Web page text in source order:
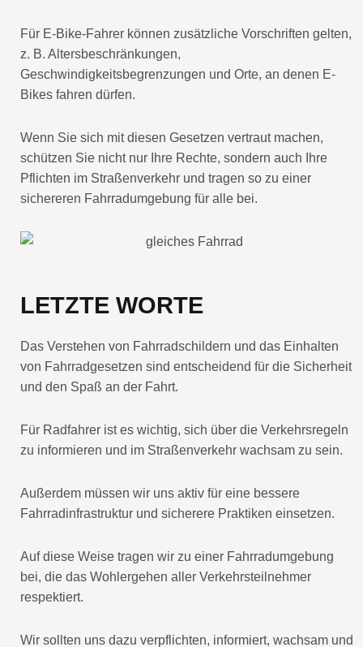
Für E-Bike-Fahrer können zusätzliche Vorschriften gelten,
z. B. Altersbeschränkungen,
Geschwindigkeitsbegrenzungen und Orte, an denen E-
Bikes fahren dürfen.
Wenn Sie sich mit diesen Gesetzen vertraut machen,
schützen Sie nicht nur Ihre Rechte, sondern auch Ihre
Pflichten im Straßenverkehr und tragen so zu einer
sichereren Fahrradumgebung für alle bei.
LETZTE WORTE
Das Verstehen von Fahrradschildern und das Einhalten
von Fahrradgesetzen sind entscheidend für die Sicherheit
und den Spaß an der Fahrt.
Für Radfahrer ist es wichtig, sich über die Verkehrsregeln
zu informieren und im Straßenverkehr wachsam zu sein.
Außerdem müssen wir uns aktiv für eine bessere
Fahrradinfrastruktur und sicherere Praktiken einsetzen.
Auf diese Weise tragen wir zu einer Fahrradumgebung
bei, die das Wohlergehen aller Verkehrsteilnehmer
respektiert.
Wir sollten uns dazu verpflichten, informiert, wachsam und